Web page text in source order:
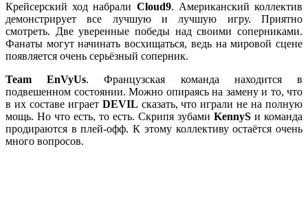
Крейсерский ход набрали Cloud9. Американский коллектив
демонстрирует все лучшую и лучшую игру. Приятно
смотреть. Две уверенные победы над своими соперниками.
Фанаты могут начинать восхищаться, ведь на мировой сцене
появляется очень серьёзный соперник.
Team EnVyUs. Французская команда находится в
подвешенном состоянии. Можно опираясь на замену и то, что
в их составе играет DEVIL сказать, что играли не на полную
мощь. Но что есть, то есть. Скрипя зубами KennyS и команда
продираются в плей-офф. К этому коллективу остаётся очень
много вопросов.